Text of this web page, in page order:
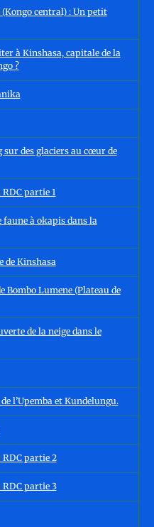
(Kongo central) : Un petit
à Kinshasa, capitale de la
?
des glaciers au cœur de
RDC partie 1
à okapis dans la
de Kinshasa
Bombo Lumene (Plateau de
de la neige dans le
l’Upemba et Kundelungu.
RDC partie 2
RDC partie 3